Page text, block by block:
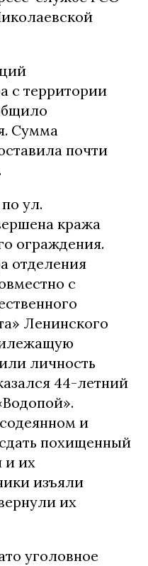
с территории
Сумма
почти
ул.
кража
ограждения.
отделения
с
Ленинского
личность
44-летний
и
похищенный
и их
изъяли
их
уголовное